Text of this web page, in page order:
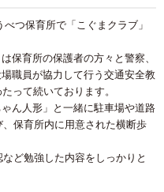
つ保育所で「こぐまクラブ」
保育所の保護者の方々と警察、
職員が協力して行う交通安全教
って続いております。
ん人形」と一緒に駐車場や道路
保育所内に用意された横断歩
ど勉強した内容をしっかりと